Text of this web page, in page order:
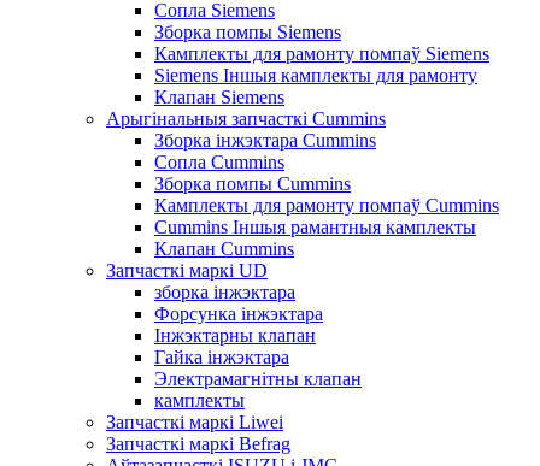
Сопла Siemens
Зборка помпы Siemens
Камплекты для рамонту помпаў Siemens
Siemens Іншыя камплекты для рамонту
Клапан Siemens
Арыгінальныя запчасткі Cummins
Зборка інжэктара Cummins
Сопла Cummins
Зборка помпы Cummins
Камплекты для рамонту помпаў Cummins
Cummins Іншыя рамантныя камплекты
Клапан Cummins
Запчасткі маркі UD
зборка інжэктара
Форсунка інжэктара
Інжэктарны клапан
Гайка інжэктара
Электрамагнітны клапан
камплекты
Запчасткі маркі Liwei
Запчасткі маркі Befrag